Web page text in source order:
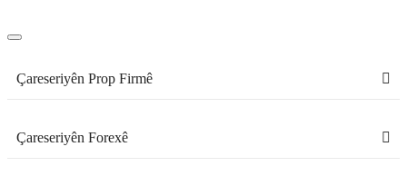
Çareseriyên Prop Firmê
Çareseriyên Forexê